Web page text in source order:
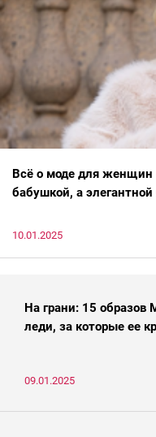
Всё о моде для женщин
бабушкой, а
10.01.2025
На грани: 15 образов
леди, за которые ее
09.01.2025